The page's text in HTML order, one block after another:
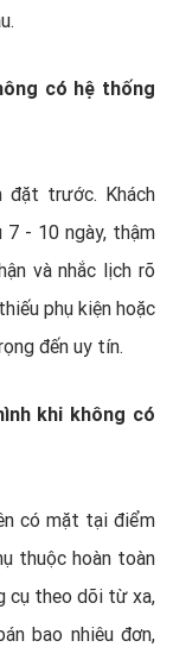
có hệ thống
đặt trước. Khách
7 - 10 ngày, thậm
và nhắc lịch rõ
phụ kiện hoặc
đến uy tín.
khi không có
có mặt tại điểm
thuộc hoàn toàn
cụ theo dõi từ xa,
bao nhiêu đơn,